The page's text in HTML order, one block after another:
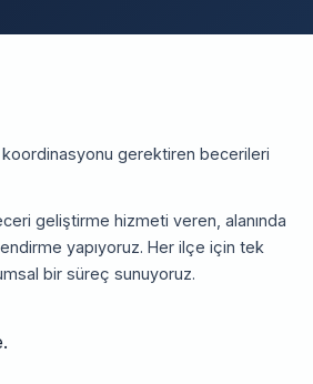
gerektiren becerileri
geliştirme hizmeti veren, alanında
yapıyoruz. Her ilçe için tek
bir süreç sunuyoruz.